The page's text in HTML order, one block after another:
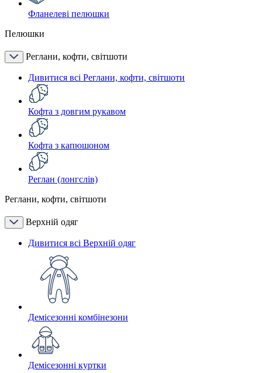
Фланелеві пелюшки
Пелюшки
Реглани, кофти, світшоти
Дивитися всі Реглани, кофти, світшоти
Кофта з довгим рукавом
Кофта з капюшоном
Реглан (лонгслів)
Реглани, кофти, світшоти
Верхній одяг
Дивитися всі Верхній одяг
Демісезонні комбінезони
Демісезонні куртки